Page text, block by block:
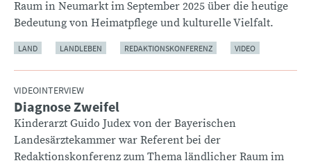
Raum in Neumarkt im September 2025 über die heutige
Bedeutung von Heimatpflege und kulturelle Vielfalt.
LAND LANDLEBEN REDAKTIONSKONFERENZ VIDEO
VIDEOINTERVIEW
:Diagnose Zweifel
Kinderarzt Guido Judex von der Bayerischen
Landesärztekammer war Referent bei der
Redaktionskonferenz zum Thema ländlicher Raum im